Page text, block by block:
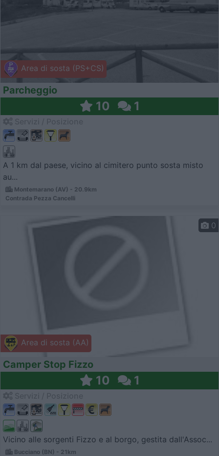
Area di sosta (PS+CS)
Parcheggio
10 1
A 1 km dal paese, vicino al cimitero punto sosta misto
au...
Montemarano (AV) - 20.9km
Contrada Pezza Cancelli
Area di sosta (AA)
0
Camper Stop Fizzo
10 1
Vicino alle sorgenti Fizzo e al borgo, gestita dall'Assoc...
Bucciano (BN) - 21km